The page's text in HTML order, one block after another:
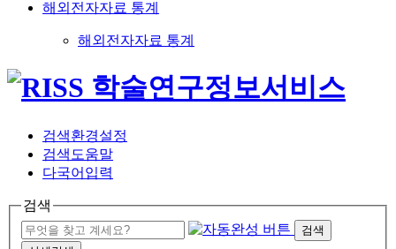
해외전자자료 통계
해외전자자료 통계
검색환경설정
검색도움말
다국어입력
검색
검색